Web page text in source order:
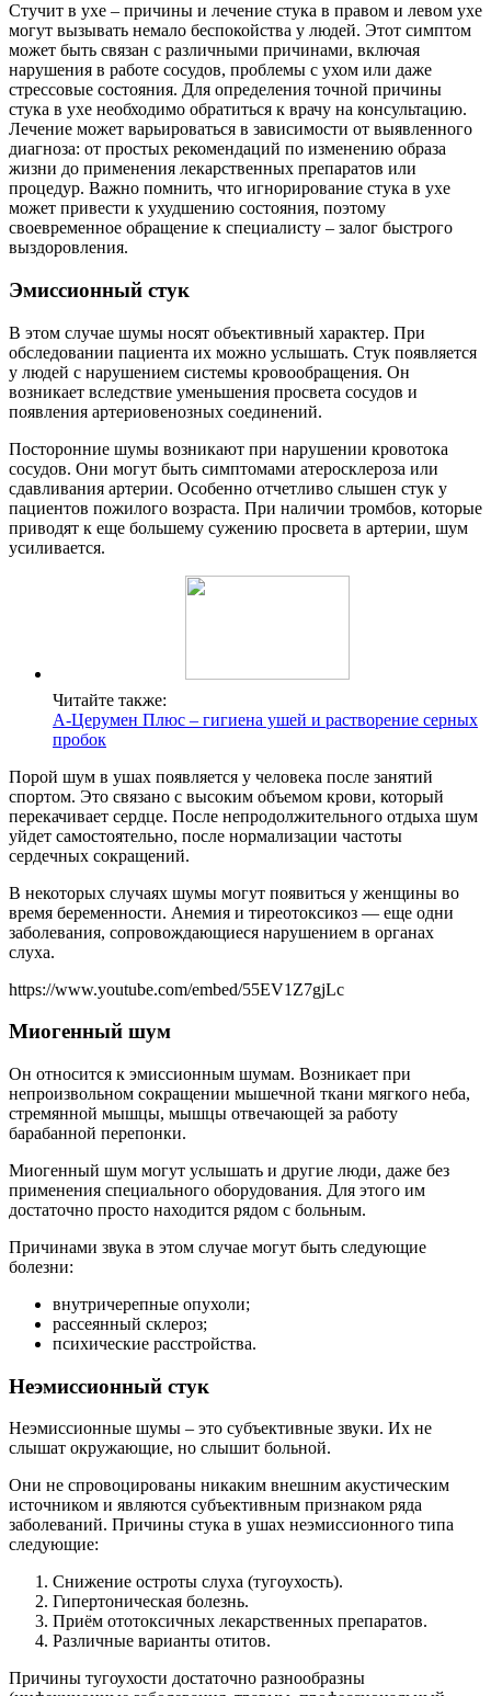
Стучит в ухе – причины и лечение стука в правом и левом ухе
могут вызывать немало беспокойства у людей. Этот симптом
может быть связан с различными причинами, включая
нарушения в работе сосудов, проблемы с ухом или даже
стрессовые состояния. Для определения точной причины
стука в ухе необходимо обратиться к врачу на консультацию.
Лечение может варьироваться в зависимости от выявленного
диагноза: от простых рекомендаций по изменению образа
жизни до применения лекарственных препаратов или
процедур. Важно помнить, что игнорирование стука в ухе
может привести к ухудшению состояния, поэтому
своевременное обращение к специалисту – залог быстрого
выздоровления.
Эмиссионный стук
В этом случае шумы носят объективный характер. При
обследовании пациента их можно услышать. Стук появляется
у людей с нарушением системы кровообращения. Он
возникает вследствие уменьшения просвета сосудов и
появления артериовенозных соединений.
Посторонние шумы возникают при нарушении кровотока
сосудов. Они могут быть симптомами атеросклероза или
сдавливания артерии. Особенно отчетливо слышен стук у
пациентов пожилого возраста. При наличии тромбов, которые
приводят к еще большему сужению просвета в артерии, шум
усиливается.
Читайте также:
А-Церумен Плюс – гигиена ушей и растворение серных
пробок
Порой шум в ушах появляется у человека после занятий
спортом. Это связано с высоким объемом крови, который
перекачивает сердце. После непродолжительного отдыха шум
уйдет самостоятельно, после нормализации частоты
сердечных сокращений.
В некоторых случаях шумы могут появиться у женщины во
время беременности. Анемия и тиреотоксикоз — еще одни
заболевания, сопровождающиеся нарушением в органах
слуха.
https://www.youtube.com/embed/55EV1Z7gjLc
Миогенный шум
Он относится к эмиссионным шумам. Возникает при
непроизвольном сокращении мышечной ткани мягкого неба,
стремянной мышцы, мышцы отвечающей за работу
барабанной перепонки.
Миогенный шум могут услышать и другие люди, даже без
применения специального оборудования. Для этого им
достаточно просто находится рядом с больным.
Причинами звука в этом случае могут быть следующие
болезни:
внутричерепные опухоли;
рассеянный склероз;
психические расстройства.
Неэмиссионный стук
Неэмиссионные шумы – это субъективные звуки. Их не
слышат окружающие, но слышит больной.
Они не спровоцированы никаким внешним акустическим
источником и являются субъективным признаком ряда
заболеваний. Причины стука в ушах неэмиссионного типа
следующие:
Снижение остроты слуха (тугоухость).
Гипертоническая болезнь.
Приём ототоксичных лекарственных препаратов.
Различные варианты отитов.
Причины тугоухости достаточно разнообразны